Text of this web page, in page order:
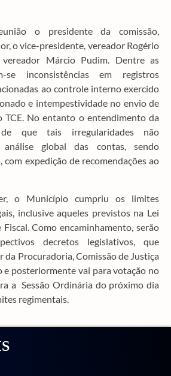
o presidente da comissão,
o vice-presidente, vereador Rogério
Márcio Pudim. Dentre as
se inconsistências em registros
ao controle interno exercido
e intempestividade no envio de
TCE. No entanto o entendimento da
que tais irregularidades não
análise global das contas, sendo
com expedição de recomendações ao
o Município cumpriu os limites
inclusive aqueles previstos na Lei
Como encaminhamento, serão
decretos legislativos, que
da Procuradoria, Comissão de Justiça
e posteriormente vai para votação no
a Sessão Ordinária do próximo dia
regimentais.